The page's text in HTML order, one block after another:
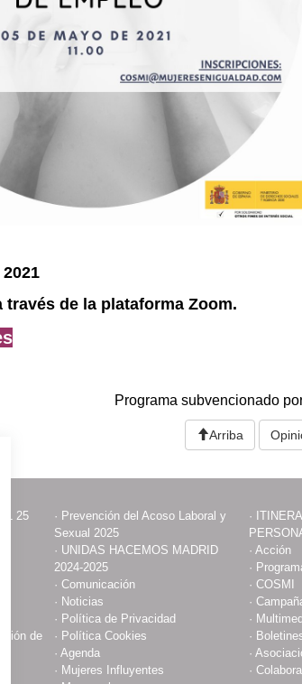
través de la plataforma Zoom.
Programa subvencionado
Arriba
25
· Prevención del Acoso Laboral y
Sexual 2025
·
· UNIDAS HACEMOS MADRID
2024-2025
· Acción
·
·Comunicación · COSMI
· Noticias ·
· Política de Privacidad ·
de
· Política Cookies ·
·Agenda ·
· Mujeres Influyentes ·